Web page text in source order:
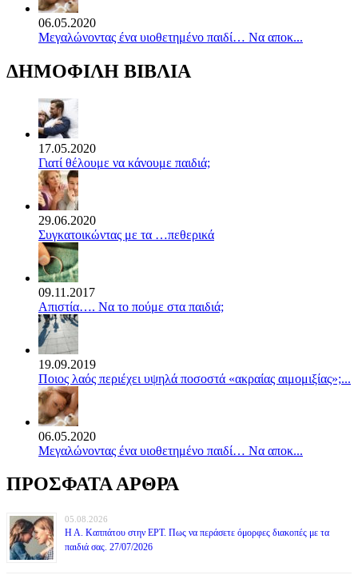
06.05.2020
Mεγαλώνοντας ένα υιοθετημένο παιδί… Να αποκ...
ΔΗΜΟΦΙΛΗ ΒΙΒΛΙΑ
17.05.2020
Γιατί θέλουμε να κάνουμε παιδιά;
29.06.2020
Συγκατοικώντας με τα …πεθερικά
09.11.2017
Απιστία…. Να το πούμε στα παιδιά;
19.09.2019
Ποιος λαός περιέχει υψηλά ποσοστά «ακραίας αιμομιξίας»;...
06.05.2020
Mεγαλώνοντας ένα υιοθετημένο παιδί… Να αποκ...
ΠΡΟΣΦΑΤΑ ΑΡΘΡΑ
05.08.2026
Η Α. Καππάτου στην ΕΡΤ. Πως να περάσετε όμορφες διακοπές με τα
παιδιά σας. 27/07/2026